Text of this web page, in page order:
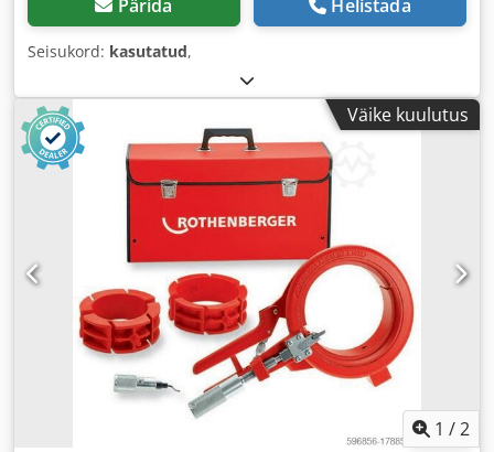
Pärida Helistada
Seisukord: kasutatud,
Väike kuulutus
1 /2